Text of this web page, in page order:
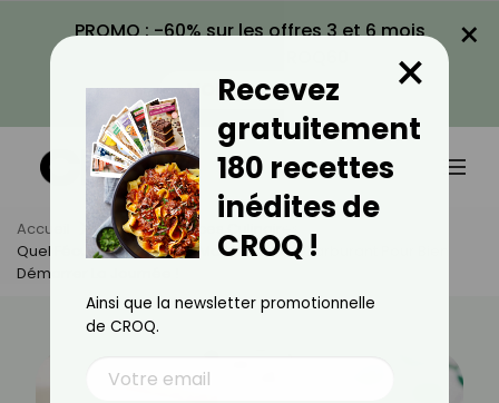
PROMO : -60% sur les offres 3 et 6 mois
VOIR LA PROMO
×
Accueil Actus
Astuces Culinaires
Quel Féculent Manger Le Matin ? Le Bon Carburant Pour Bien
Démarrer La Journée !
Recevez
gratuitement
180 recettes
inédites de
CROQ !
×
Ainsi que la newsletter promotionnelle
de CROQ.